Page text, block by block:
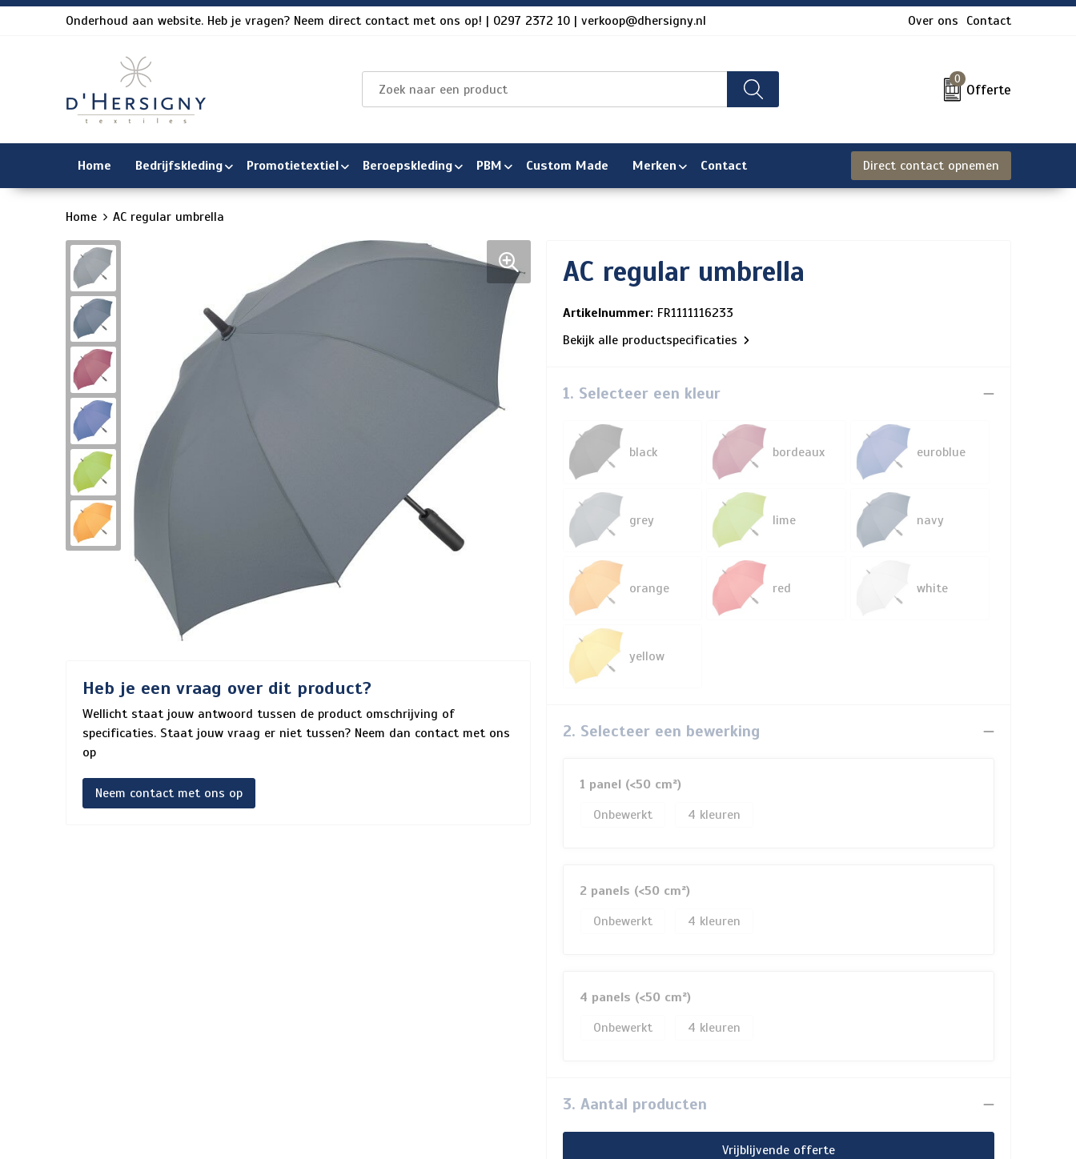
Onderhoud aan website. Heb je vragen? Neem direct contact met ons op! | 0297 2372 10 | verkoop@dhersigny.nl Over ons Contact
0
Offerte
Home Bedrijfskleding Promotietextiel Beroepskleding PBM Custom Made Merken Contact Direct contact opnemen
Home AC regular umbrella
Heb je een vraag over dit product?
Wellicht staat jouw antwoord tussen de product omschrijving of
specificaties. Staat jouw vraag er niet tussen? Neem dan contact met ons
op
Neem contact met ons op
AC regular umbrella
Artikelnummer: FR1111116233
Bekijk alle productspecificaties
1. Selecteer een kleur
black bordeaux euroblue
grey lime navy
orange red white
yellow
2. Selecteer een bewerking
1 panel (<50 cm²)
Onbewerkt
4
2 panels (<50 cm²)
Onbewerkt
4
4 panels (<50 cm²)
Onbewerkt
4
3. Aantal producten
Vrijblijvende offerte